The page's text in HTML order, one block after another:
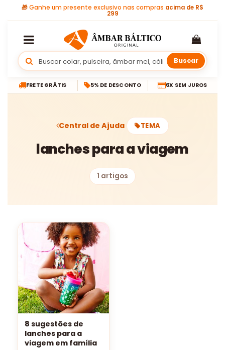
🎁Ganhe um presente exclusivo nas compras acima de R$
299
Buscar
FRETE GRÁTIS 5% DE DESCONTO 6X SEM JUROS
Central de Ajuda TEMA
lanches para a viagem
1 artigos
8 sugestões de
lanches para a
viagem em família